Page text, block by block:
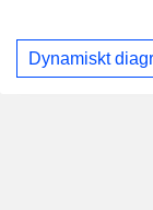
Dynamiskt